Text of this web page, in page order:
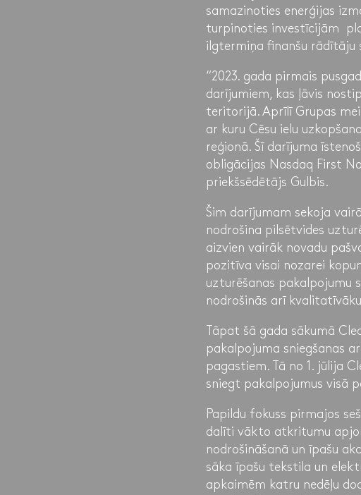
samazinoties enerģijas
turpinoties investīcijām
ilgtermiņa finanšu rādītāju
“2023. gada pirmais
darījumiem, kas ļāvis
teritorijā. Aprīlī Grupas
ar kuru Cēsu ielu
reģionā. Šī darījuma
obligācijas Nasdaq First
priekšsēdētājs Gulbis.
Šim darījumam sekoja
nodrošina pilsētvides
aizvien vairāk novadu
pozitīva visai nozarei
uzturēšanas pakalpojumu
nodrošinās arī
Tāpat šā gada sākumā
pakalpojuma sniegšanas
pagastiem. Tā no 1. jūlija
sniegt pakalpojumus visā
Papildu fokuss pirmajos
dalīti vākto atkritumu
nodrošināšanā un īpašu
sāka īpašu tekstila un
apkaimēm katru nedēļu